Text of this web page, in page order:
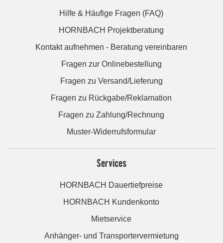
Hilfe & Häufige Fragen (FAQ)
HORNBACH Projektberatung
Kontakt aufnehmen - Beratung vereinbaren
Fragen zur Onlinebestellung
Fragen zu Versand/Lieferung
Fragen zu Rückgabe/Reklamation
Fragen zu Zahlung/Rechnung
Muster-Widerrufsformular
Services
HORNBACH Dauertiefpreise
HORNBACH Kundenkonto
Mietservice
Anhänger- und Transportervermietung